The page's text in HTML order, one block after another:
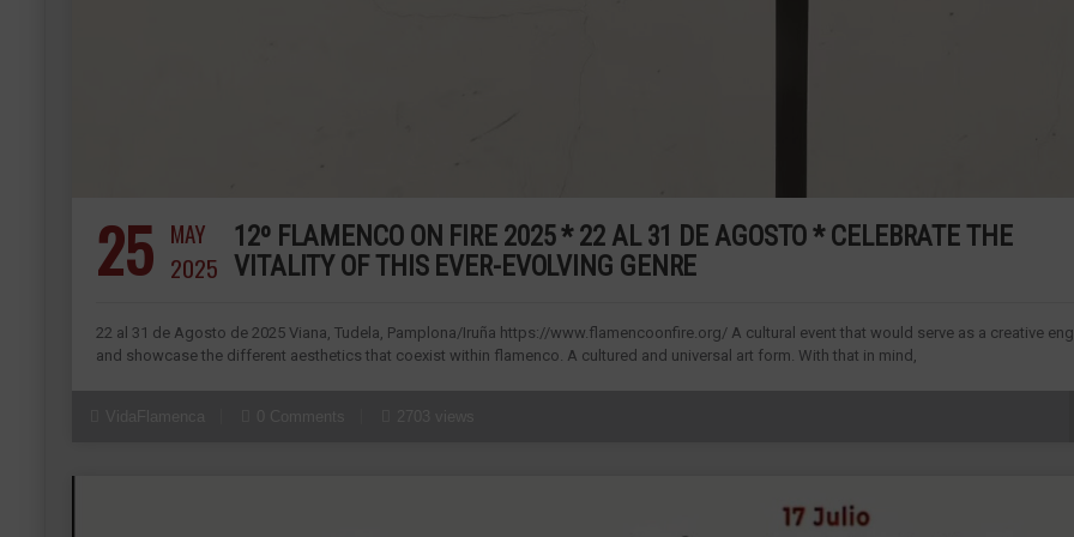
25 MAY
2025
12º FLAMENCO ON FIRE 2025 * 22 AL 31 DE AGOSTO * CELEBRATE THE
VITALITY OF THIS EVER-EVOLVING GENRE
22 al 31 de Agosto de 2025 Viana, Tudela, Pamplona/Iruña https://www.flamencoonfire.org/ A cultural event that would serve as a creative
and showcase the different aesthetics that coexist within flamenco. A cultured and universal art form. With that in mind,